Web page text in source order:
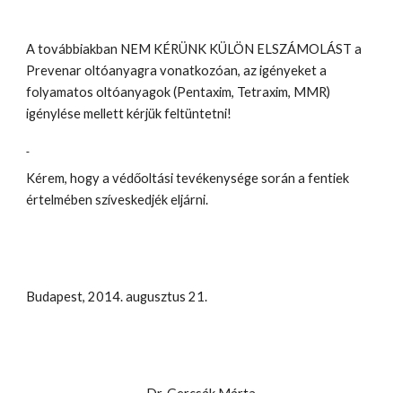
A továbbiakban NEM KÉRÜNK KÜLÖN ELSZÁMOLÁST a
Prevenar oltóanyagra vonatkozóan, az igényeket a
folyamatos oltóanyagok (Pentaxim, Tetraxim, MMR)
igénylése mellett kérjük feltüntetni!
Kérem, hogy a védőoltási tevékenysége során a fentiek
értelmében szíveskedjék eljárni.
Budapest, 2014. augusztus 21.